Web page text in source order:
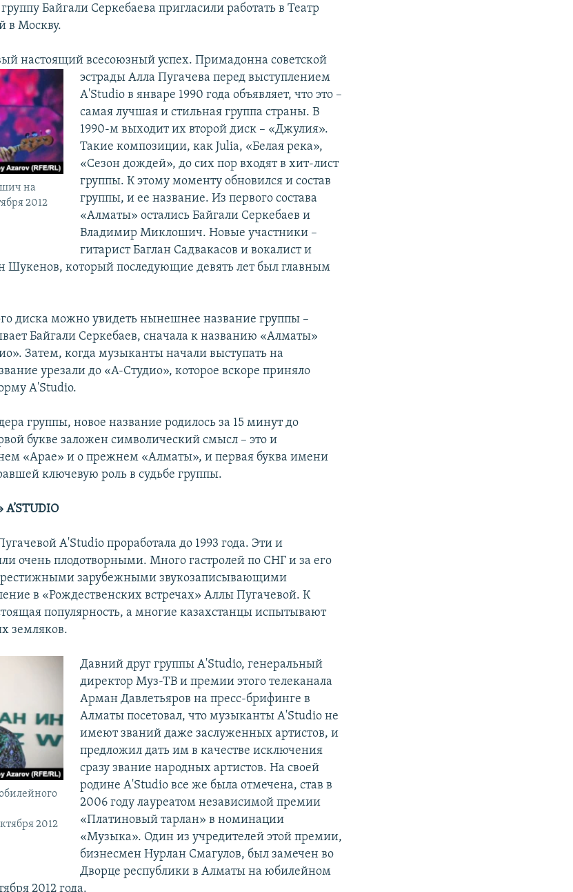
Байгали Серкебаева пригласили работать в Театр
в Москву.
настоящий всесоюзный успех. Примадонна советской
на
2012
эстрады Алла Пугачева перед выступлением
A'Studio в январе 1990 года объявляет, что это –
самая лучшая и стильная группа страны. В
1990-м выходит их второй диск – «Джулия».
Такие композиции, как Julia, «Белая река»,
«Сезон дождей», до сих пор входят в хит-лист
группы. К этому моменту обновился и состав
группы, и ее название. Из первого состава
«Алматы» остались Байгали Серкебаев и
Владимир Миклошич. Новые участники –
гитарист Баглан Садвакасов и вокалист и
Шукенов, который последующие девять лет был главным
диска можно увидеть нынешнее название группы –
Байгали Серкебаев, сначала к названию «Алматы»
Затем, когда музыканты начали выступать на
урезали до «А-Студио», которое вскоре приняло
A'Studio.
группы, новое название родилось за 15 минут до
букве заложен символический смысл – это и
«Арае» и о прежнем «Алматы», и первая буква имени
ключевую роль в судьбе группы.
A’STUDIO
A'Studio проработала до 1993 года. Эти и
очень плодотворными. Много гастролей по СНГ и за его
зарубежными звукозаписывающими
в «Рождественских встречах» Аллы Пугачевой. К
популярность, а многие казахстанцы испытывают
земляков.
2012
Давний друг группы A'Studio, генеральный
директор Муз-ТВ и премии этого телеканала
Арман Давлетьяров на пресс-брифинге в
Алматы посетовал, что музыканты A'Studio не
имеют званий даже заслуженных артистов, и
предложил дать им в качестве исключения
сразу звание народных артистов. На своей
родине A'Studio все же была отмечена, став в
2006 году лауреатом независимой премии
«Платиновый тарлан» в номинации
«Музыка». Один из учредителей этой премии,
бизнесмен Нурлан Смагулов, был замечен во
Дворце республики в Алматы на юбилейном
2012 года.